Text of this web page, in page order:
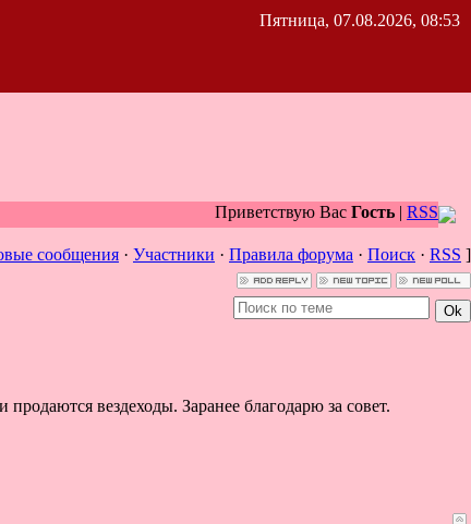
Пятница, 07.08.2026, 08:53
Приветствую Вас Гость | RSS
сообщения · Участники · Правила форума · Поиск · RSS ]
вездеходы. Заранее благодарю за совет.